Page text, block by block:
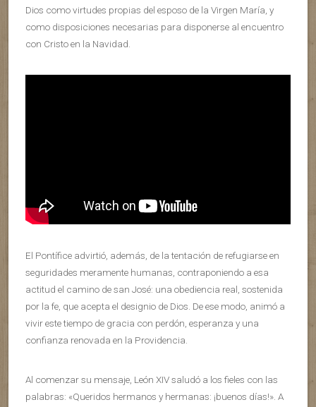
Dios como virtudes propias del esposo de la Virgen María, y
como disposiciones necesarias para disponerse al encuentro
con Cristo en la Navidad.
El Pontífice advirtió, además, de la tentación de refugiarse en
seguridades meramente humanas, contraponiendo a esa
actitud el camino de san José: una obediencia real, sostenida
por la fe, que acepta el designio de Dios. De ese modo, animó a
vivir este tiempo de gracia con perdón, esperanza y una
confianza renovada en la Providencia.
Al comenzar su mensaje, León XIV saludó a los fieles con las
palabras: «Queridos hermanos y hermanas: ¡buenos días!». A